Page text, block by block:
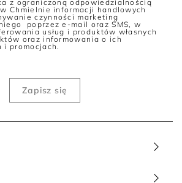
zawieszenia na ramieniu.
skórzane zabieramy ze sobą na
kolacje. Niewielkie rozmiary i
czynią je prawdziwą ozdobą całej
lub średnie. Z kolei skórzane torby
eleganckie teczki i neseserki.
skóry naturalnej to gwarancja
zarówno w internecie, jak i sklepach
z ograniczoną odpowiedzialnością
Chmielnie informacji handlowych
czynności marketing
poprzez e-mail oraz SMS, w
usług i produktów własnych
oraz informowania o ich
i promocjach.